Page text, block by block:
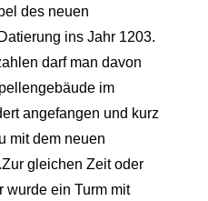
des neuen
ins Jahr 1203.
darf man davon
im
angefangen und kurz
mit dem neuen
Zur gleichen Zeit oder
wurde ein Turm mit